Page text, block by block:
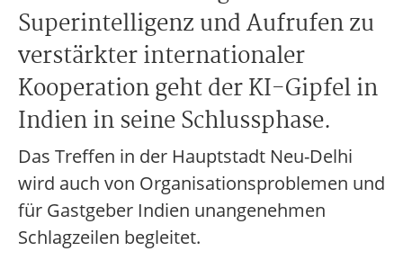
Superintelligenz und Aufrufen zu
verstärkter internationaler
Kooperation geht der KI-Gipfel in
Indien in seine Schlussphase.
Das Treffen in der Hauptstadt Neu-Delhi
wird auch von Organisationsproblemen und
für Gastgeber Indien unangenehmen
Schlagzeilen begleitet.